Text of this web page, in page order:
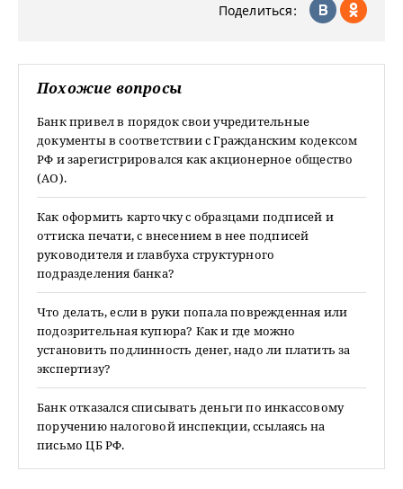
Поделиться:
Похожие вопросы
Банк привел в порядок свои учредительные
документы в соответствии с Гражданским кодексом
РФ и зарегистрировался как акционерное общество
(АО).
Как оформить карточку с образцами подписей и
оттиска печати, с внесением в нее подписей
руководителя и главбуха структурного
подразделения банка?
Что делать, если в руки попала поврежденная или
подозрительная купюра? Как и где можно
установить подлинность денег, надо ли платить за
экспертизу?
Банк отказался списывать деньги по инкассовому
поручению налоговой инспекции, ссылаясь на
письмо ЦБ РФ.